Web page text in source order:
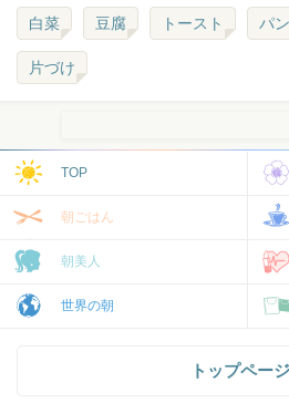
白菜 豆腐 トースト パン
片づけ
TOP
朝ごはん
朝美人
世界の朝
トップペー